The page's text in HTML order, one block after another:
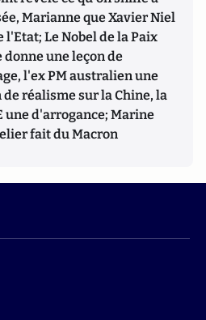
Marianne que Xavier Niel
l'Etat; Le Nobel de la Paix
donne une leçon de
l'ex PM australien une
de réalisme sur la Chine, la
une d'arrogance; Marine
fait du Macron